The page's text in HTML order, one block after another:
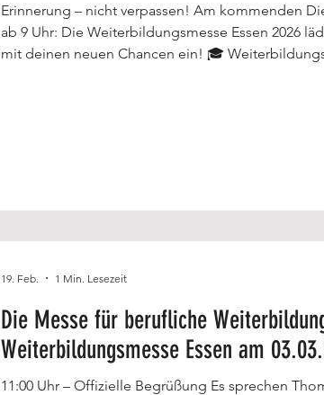
Erinnerung – nicht verpassen! Am kommenden
ab 9 Uhr: Die Weiterbildungsmesse Essen 2026 lädt dich zum Date
mit deinen neuen Chancen ein! 🎓 Weiterbildungsmesse Essen
Die Messe für berufliche
Weiterbildungsmesse Essen am
11:00 Uhr – Offizielle Begrüßung Es sprechen Thomas Kufen,
19. Feb. 1 Min. Lesezeit